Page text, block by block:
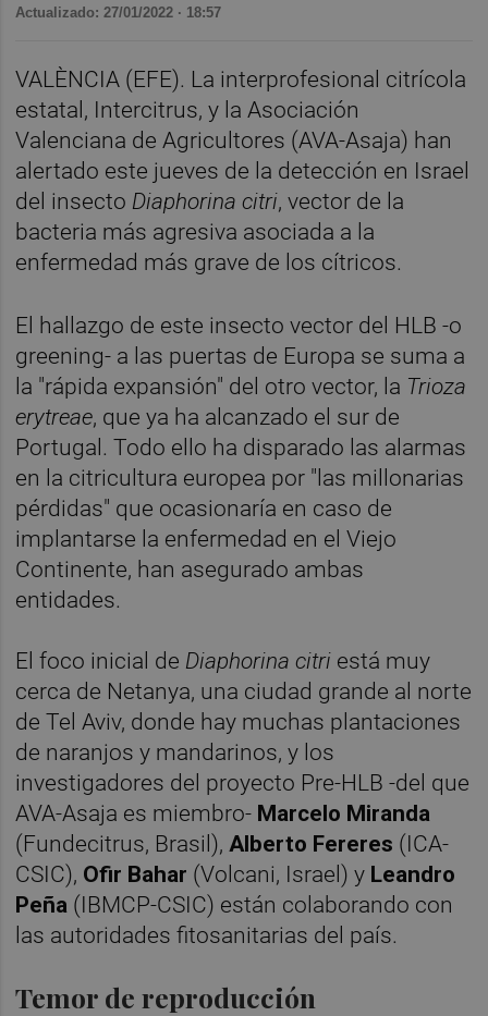
Actualizado: 27/01/2022 · 18:57
VALÈNCIA (EFE). La interprofesional citrícola
estatal, Intercitrus, y la Asociación
Valenciana de Agricultores (AVA-Asaja) han
alertado este jueves de la detección en Israel
del insecto Diaphorina citri, vector de la
bacteria más agresiva asociada a la
enfermedad más grave de los cítricos.
El hallazgo de este insecto vector del HLB -o
greening- a las puertas de Europa se suma a
la "rápida expansión" del otro vector, la Trioza
erytreae, que ya ha alcanzado el sur de
Portugal. Todo ello ha disparado las alarmas
en la citricultura europea por "las millonarias
pérdidas" que ocasionaría en caso de
implantarse la enfermedad en el Viejo
Continente, han asegurado ambas
entidades.
El foco inicial de Diaphorina citri está muy
cerca de Netanya, una ciudad grande al norte
de Tel Aviv, donde hay muchas plantaciones
de naranjos y mandarinos, y los
investigadores del proyecto Pre-HLB -del que
AVA-Asaja es miembro- Marcelo Miranda
(Fundecitrus, Brasil), Alberto Fereres (ICA-
CSIC), Ofir Bahar (Volcani, Israel) y Leandro
Peña (IBMCP-CSIC) están colaborando con
las autoridades fitosanitarias del país.
Temor de reproducción